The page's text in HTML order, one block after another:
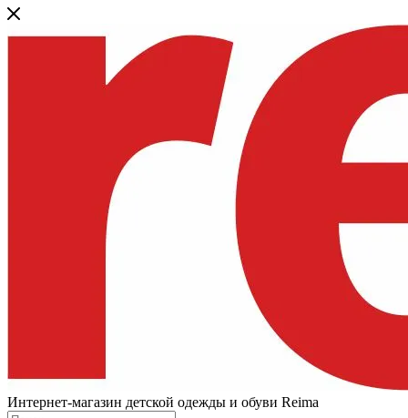
Интернет-магазин детской одежды и обуви Reima